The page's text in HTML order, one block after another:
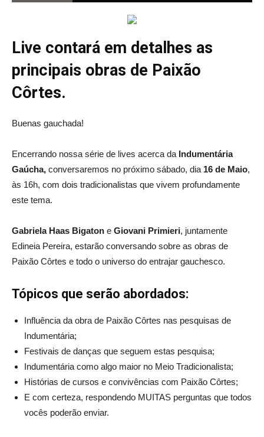
Live contará em detalhes as
principais obras de Paixão
Côrtes.
Buenas gauchada!
Encerrando nossa série de lives acerca da Indumentária
Gaúcha, conversaremos no próximo sábado, dia 16 de Maio,
às 16h, com dois tradicionalistas que vivem profundamente
este tema.
Gabriela Haas Bigaton e Giovani Primieri, juntamente
Edineia Pereira, estarão conversando sobre as obras de
Paixão Côrtes e todo o universo do entrajar gauchesco.
Tópicos que serão abordados:
Influência da obra de Paixão Côrtes nas pesquisas de
Indumentária;
Festivais de danças que seguem estas pesquisa;
Indumentária como algo maior no Meio Tradicionalista;
Histórias de cursos e convivências com Paixão Côrtes;
E com certeza, respondendo MUITAS perguntas que todos
vocês poderão enviar.